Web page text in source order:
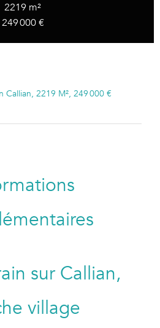
2219 m²
249 000 €
Callian, 2219 M², 249 000 €
sur Callian,
village